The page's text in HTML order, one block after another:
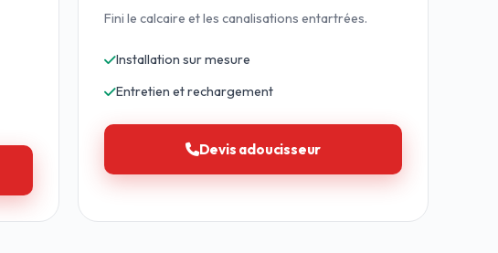
Fini le calcaire et les canalisations entartrées.
Installation sur mesure
Entretien et rechargement
Devis adoucisseur